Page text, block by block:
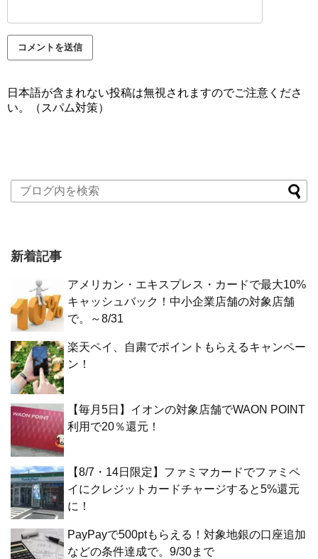
日本語が含まれない投稿は無視されますのでご注意くださ
い。（スパム対策）
新着記事
アメリカン・エキスプレス・カードで最大10%
キャッシュバック！中小企業店舗の対象店舗
で。～8/31
楽天ペイ、自粛でポイントもらえるキャンペー
ン！
【毎月5日】イオンの対象店舗でWAON POINT
利用で20％還元！
【8/7・14日限定】ファミマカードでファミペ
イにクレジットカードチャージすると5%還元
に！
PayPayで500ptもらえる！対象地銀の口座追加
などの条件達成で。9/30まで